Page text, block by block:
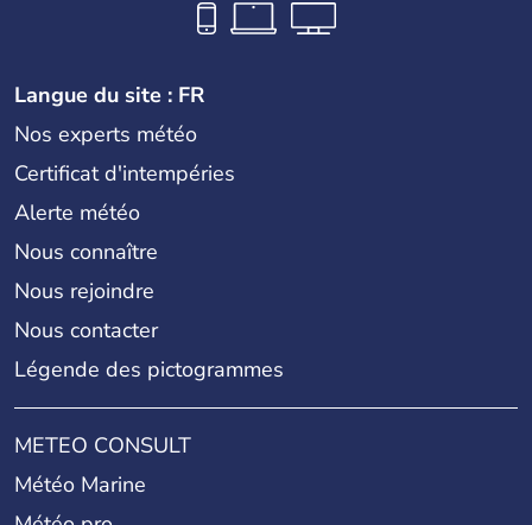
Langue du site : FR
Nos experts météo
Certificat d'intempéries
Alerte météo
Nous connaître
Nous rejoindre
Nous contacter
Légende des pictogrammes
METEO CONSULT
Météo Marine